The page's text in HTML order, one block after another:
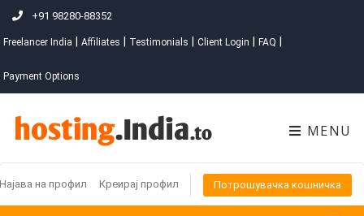
+91 98280-88352
Freelancer India Affiliates Testimonials Client Login FAQ
Payment Options
MENU
Најава на профил Креирај профил Потрошувачка кошничка